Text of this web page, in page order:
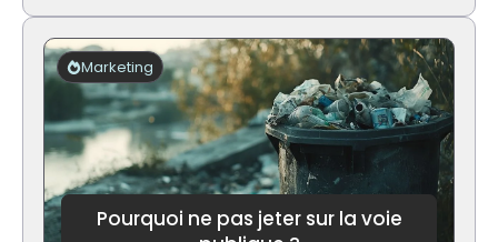
high-
tech
:
le
à
suivre
Pourquoi ne pas jeter sur la voie
Marketing